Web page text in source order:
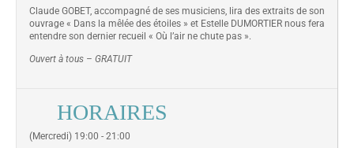
Claude GOBET, accompagné de ses musiciens, lira des extraits de son
ouvrage « Dans la mêlée des étoiles » et Estelle DUMORTIER nous fera
entendre son dernier recueil « Où l’air ne chute pas ».
Ouvert à tous – GRATUIT
HORAIRES
(Mercredi) 19:00 - 21:00